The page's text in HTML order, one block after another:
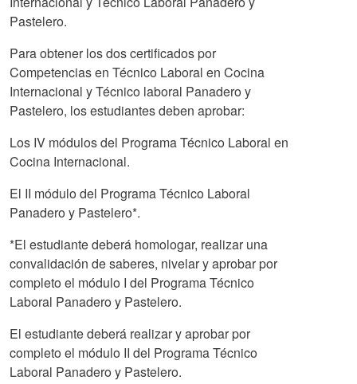
Pastelero.
Para obtener los dos certificados por
Competencias en Técnico Laboral en Cocina
Internacional y Técnico laboral Panadero y
Pastelero, los estudiantes deben aprobar:
Los IV módulos del Programa Técnico Laboral en
Cocina Internacional.
El II módulo del Programa Técnico Laboral
Panadero y Pastelero*.
*El estudiante deberá homologar, realizar una
convalidación de saberes, nivelar y aprobar por
completo el módulo I del Programa Técnico
Laboral Panadero y Pastelero.
El estudiante deberá realizar y aprobar por
completo el módulo II del Programa Técnico
Laboral Panadero y Pastelero.